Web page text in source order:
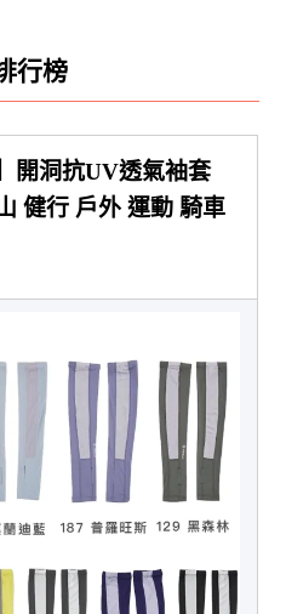
行榜
開洞抗UV透氣袖套
健行 戶外 運動 騎車